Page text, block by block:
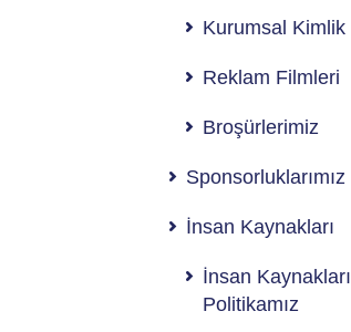
Kurumsal Kimlik
Reklam Filmleri
Broşürlerimiz
Sponsorluklarımız
İnsan Kaynakları
İnsan Kaynakları
Politikamız